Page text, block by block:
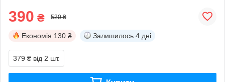
390 ₴ 520 ₴
Економія 130 ₴ Залишилось 4 дні
379 ₴ від 2 шт.